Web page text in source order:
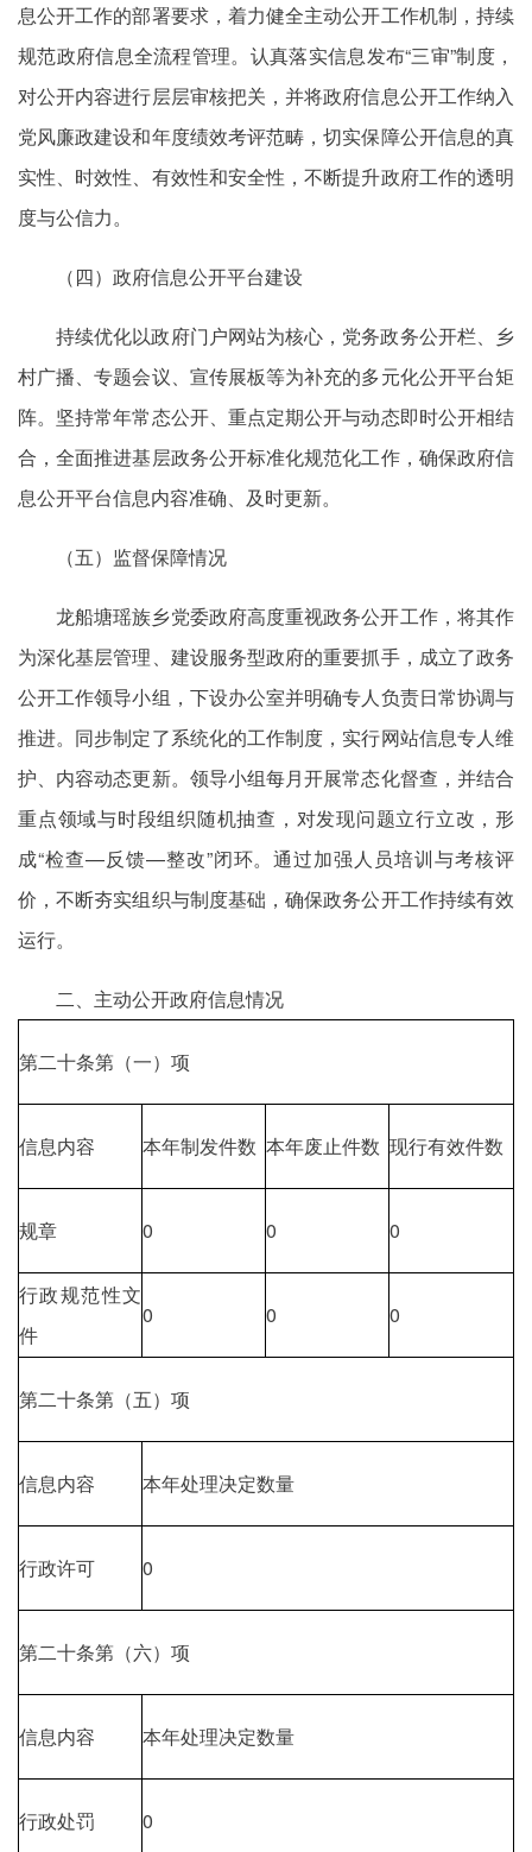
息公开工作的部署要求，着力健全主动公开工作机制，持续
规范政府信息全流程管理。认真落实信息发布“三审”制度，
对公开内容进行层层审核把关，并将政府信息公开工作纳入
党风廉政建设和年度绩效考评范畴，切实保障公开信息的真
实性、时效性、有效性和安全性，不断提升政府工作的透明
度与公信力。
（四）政府信息公开平台建设
持续优化以政府门户网站为核心，党务政务公开栏、乡
村广播、专题会议、宣传展板等为补充的多元化公开平台矩
阵。坚持常年常态公开、重点定期公开与动态即时公开相结
合，全面推进基层政务公开标准化规范化工作，确保政府信
息公开平台信息内容准确、及时更新。
（五）监督保障情况
龙船塘瑶族乡党委政府高度重视政务公开工作，将其作
为深化基层管理、建设服务型政府的重要抓手，成立了政务
公开工作领导小组，下设办公室并明确专人负责日常协调与
推进。同步制定了系统化的工作制度，实行网站信息专人维
护、内容动态更新。领导小组每月开展常态化督查，并结合
重点领域与时段组织随机抽查，对发现问题立行立改，形
成“检查—反馈—整改”闭环。通过加强人员培训与考核评
价，不断夯实组织与制度基础，确保政务公开工作持续有效
运行。
二、主动公开政府信息情况
第二十条第（一）项
信息内容 本年制发件数 本年废止件数 现行有效件数
规章 0 0 0
行政规范性文
件
0 0 0
第二十条第（五）项
信息内容 本年处理决定数量
行政许可 0
第二十条第（六）项
信息内容 本年处理决定数量
行政处罚 0